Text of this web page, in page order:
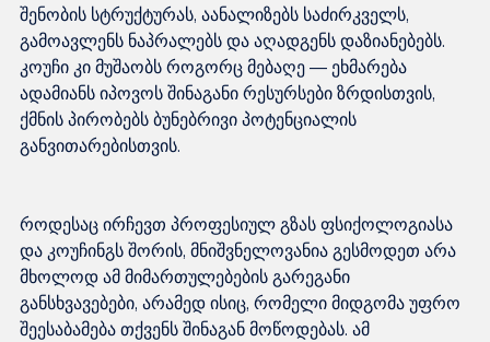
შენობის სტრუქტურას, აანალიზებს საძირკველს,
გამოავლენს ნაპრალებს და აღადგენს დაზიანებებს.
კოუჩი კი მუშაობს როგორც მებაღე — ეხმარება
ადამიანს იპოვოს შინაგანი რესურსები ზრდისთვის,
ქმნის პირობებს ბუნებრივი პოტენციალის
როდესაც ირჩევთ პროფესიულ გზას ფსიქოლოგიასა
და კოუჩინგს შორის, მნიშვნელოვანია გესმოდეთ არა
მხოლოდ ამ მიმართულებების გარეგანი
განსხვავებები, არამედ ისიც, რომელი მიდგომა უფრო
შეესაბამება თქვენს შინაგან მოწოდებას. ამ